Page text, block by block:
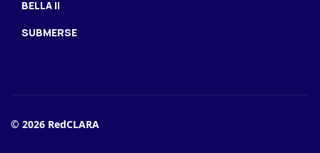
BELLA II
SUBMERSE
© 2026 RedCLARA